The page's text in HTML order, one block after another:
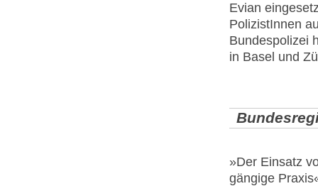
Evian
PolizistInnen
Bundespolizei
in Basel und
»Der Einsatz
gängige